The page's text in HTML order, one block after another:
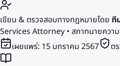
เขียน & ตรวจสอบทางกฎหมายโดย ที
Services Attorney • สภาทนายความ
เผยแพร่: 15 มกราคม 2567 ต